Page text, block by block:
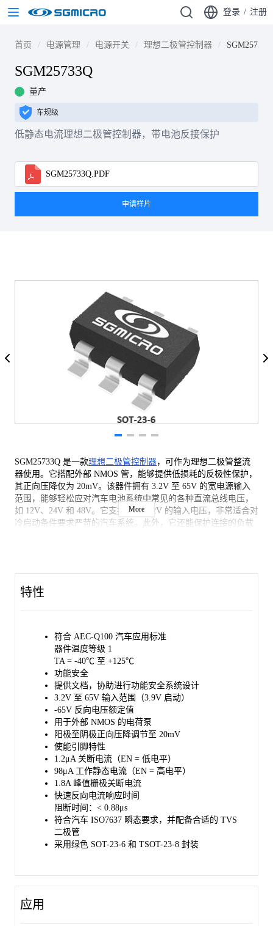
登录 / 注册
首页 电源管理 电源开关 理想二极管控制器 SGM25733Q
SGM25733Q
量产
车规级
低静态电流理想二极管控制器，带电池反接保护
SGM25733Q.PDF
申请样片
SGM25733Q 是一款理想二极管控制器，可作为理想二极管整流
器使用。它搭配外部 NMOS 管，能够提供低损耗的反极性保护，
其正向压降仅为 20mV。该器件拥有 3.2V 至 65V 的宽电源输入
范围，能够轻松应对汽车电池系统中常见的各种直流总线电压，
如 12V、24V 和 48V。它支持低至 3.2V 的输入电压，非常适合对
冷启动条件要求严苛的汽车系统。此外，它还能保护连接的负载
电流阻断响应时间，非常适合在 ISO7637 脉冲测试以及输入微短
额定电压简化了符合汽车 EMC 瞬态干扰标准 ISO7637 的系统设
计。当使能引脚保持低电平时，控制器处于禁用状态，仅消耗约
1.2μA 的电源电流。
该器件符合 AEC-Q100 标准 (Automotive Electronics Council
(AEC) standard Q100 Grade 1)，非常适合汽车应用。SGM25733Q
采用绿色 SOT-23-6 和 TSOT-23-8 封装。
More
特性
符合 AEC-Q100 汽车应用标准
器件温度等级 1
TA = -40℃ 至 +125℃
功能安全
提供文档，协助进行功能安全系统设计
3.2V 至 65V 输入范围（3.9V 启动）
-65V 反向电压额定值
用于外部 NMOS 的电荷泵
阳极至阴极正向压降调节至 20mV
使能引脚特性
1.2μA 关断电流（EN = 低电平）
98μA 工作静态电流（EN = 高电平）
1.8A 峰值栅极关断电流
快速反向电流响应时间
阻断时间：< 0.88μs
符合汽车 ISO7637 瞬态要求，并配备合适的 TVS
二极管
采用绿色 SOT-23-6 和 TSOT-23-8 封装
应用